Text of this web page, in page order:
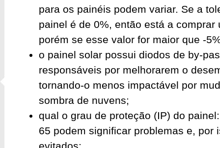
para os painéis podem variar. Se a
painel é de 0%, então está a comprar
porém se esse valor for maior que -
o painel solar possui diodos de by-
responsáveis por melhorarem o
tornando-o menos impactável por
sombra de nuvens;
qual o grau de proteção (IP) do
65 podem significar problemas e, por